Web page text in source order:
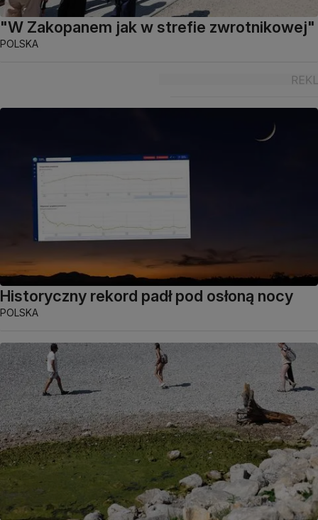
"W Zakopanem jak w strefie zwrotnikowej"
POLSKA
Historyczny rekord padł pod osłoną nocy
POLSKA